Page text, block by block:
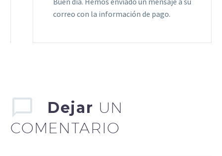
correo con la información de pago.
Dejar UN
COMENTARIO